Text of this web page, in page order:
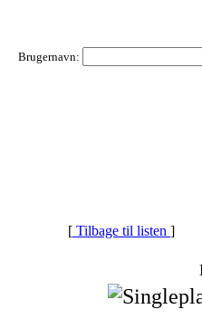
Brugernavn:
[ Tilbage til listen ]